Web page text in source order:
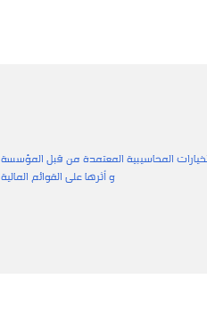
المحاسيبية المعتمدة من قبل المؤسسة
و أثرها على القوائم المالية